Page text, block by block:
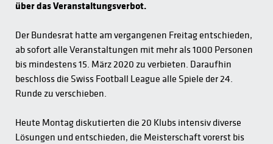
über das Veranstaltungsverbot.
Der Bundesrat hatte am vergangenen Freitag entschieden,
ab sofort alle Veranstaltungen mit mehr als 1000 Personen
bis mindestens 15. März 2020 zu verbieten. Daraufhin
beschloss die Swiss Football League alle Spiele der 24.
Runde zu verschieben.
Heute Montag diskutierten die 20 Klubs intensiv diverse
Lösungen und entschieden, die Meisterschaft vorerst bis